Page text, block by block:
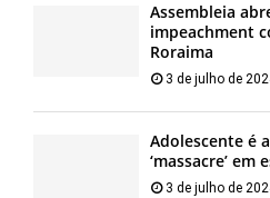
Assembleia
impeachment
Roraima
3 de julho de
Adolescente é
‘massacre’ em
3 de julho de